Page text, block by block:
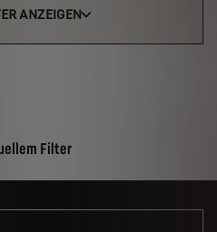
ANZEIGEN
Filter